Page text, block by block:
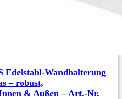
Edelstahl-Wandhalterung
– robust,
& Außen – Art.-Nr.